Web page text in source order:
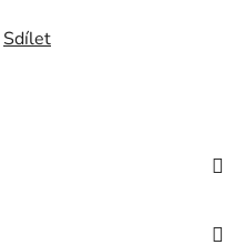
Sdílet